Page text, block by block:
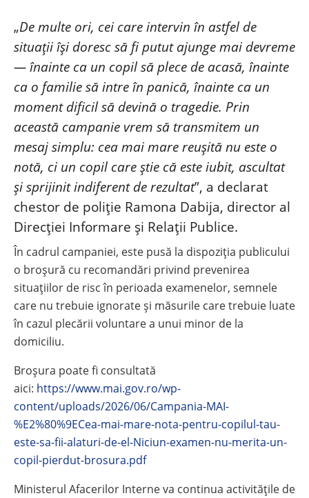
„De multe ori, cei care intervin în astfel de
situații își doresc să fi putut ajunge mai devreme
— înainte ca un copil să plece de acasă, înainte
ca o familie să intre în panică, înainte ca un
moment dificil să devină o tragedie. Prin
această campanie vrem să transmitem un
mesaj simplu: cea mai mare reușită nu este o
notă, ci un copil care știe că este iubit, ascultat
și sprijinit indiferent de rezultat”, a declarat
chestor de poliție Ramona Dabija, director al
Direcției Informare și Relații Publice.
În cadrul campaniei, este pusă la dispoziția publicului
o broșură cu recomandări privind prevenirea
situațiilor de risc în perioada examenelor, semnele
care nu trebuie ignorate și măsurile care trebuie luate
în cazul plecării voluntare a unui minor de la
domiciliu.
Broșura poate fi consultată
aici: https://www.mai.gov.ro/wp-
content/uploads/2026/06/Campania-MAI-
%E2%80%9ECea-mai-mare-nota-pentru-copilul-tau-
este-sa-fii-alaturi-de-el-Niciun-examen-nu-merita-un-
copil-pierdut-brosura.pdf
Ministerul Afacerilor Interne va continua activitățile de